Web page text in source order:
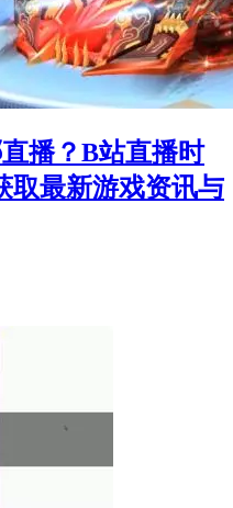
播？B站直播时
取最新游戏资讯与